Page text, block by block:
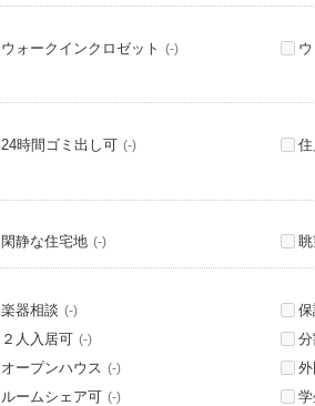
ウォークインクロゼット (-)
24時間ゴミ出し可 (-)
閑静な住宅地 (-)
楽器相談 (-)
２人入居可 (-)
オープンハウス (-)
ルームシェア可 (-)